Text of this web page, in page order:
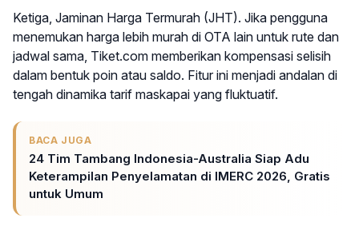
Ketiga, Jaminan Harga Termurah (JHT). Jika pengguna
menemukan harga lebih murah di OTA lain untuk rute dan
jadwal sama, Tiket.com memberikan kompensasi selisih
dalam bentuk poin atau saldo. Fitur ini menjadi andalan di
tengah dinamika tarif maskapai yang fluktuatif.
BACA JUGA
24 Tim Tambang Indonesia-Australia Siap Adu
Keterampilan Penyelamatan di IMERC 2026, Gratis
untuk Umum